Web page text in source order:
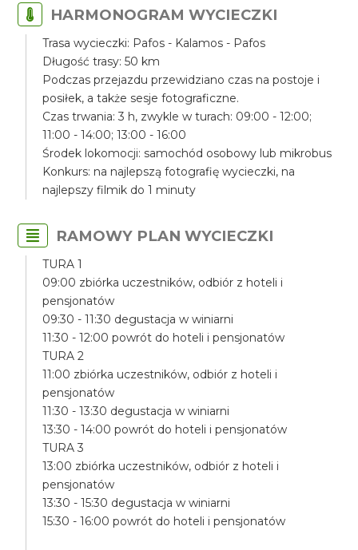
HARMONOGRAM WYCIECZKI
Trasa wycieczki: Pafos - Kalamos - Pafos
Długość trasy: 50 km
Podczas przejazdu przewidziano czas na postoje i
posiłek, a także sesje fotograficzne.
Czas trwania: 3 h, zwykle w turach: 09:00 - 12:00;
11:00 - 14:00; 13:00 - 16:00
Środek lokomocji: samochód osobowy lub mikrobus
Konkurs: na najlepszą fotografię wycieczki, na
najlepszy filmik do 1 minuty
RAMOWY PLAN WYCIECZKI
TURA 1
09:00 zbiórka uczestników, odbiór z hoteli i
pensjonatów
09:30 - 11:30 degustacja w winiarni
11:30 - 12:00 powrót do hoteli i pensjonatów
TURA 2
11:00 zbiórka uczestników, odbiór z hoteli i
pensjonatów
11:30 - 13:30 degustacja w winiarni
13:30 - 14:00 powrót do hoteli i pensjonatów
TURA 3
13:00 zbiórka uczestników, odbiór z hoteli i
pensjonatów
13:30 - 15:30 degustacja w winiarni
15:30 - 16:00 powrót do hoteli i pensjonatów